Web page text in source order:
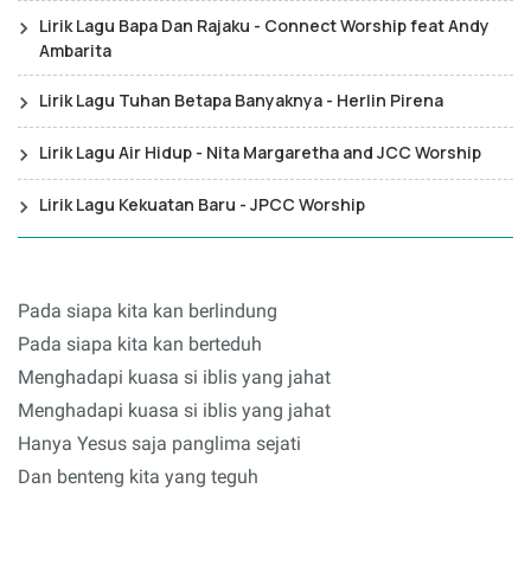
Lirik Lagu Bapa Dan Rajaku - Connect Worship feat Andy
Ambarita
Lirik Lagu Tuhan Betapa Banyaknya - Herlin Pirena
Lirik Lagu Air Hidup - Nita Margaretha and JCC Worship
Lirik Lagu Kekuatan Baru - JPCC Worship
Pada siapa kita kan berlindung
Pada siapa kita kan berteduh
Menghadapi kuasa si iblis yang jahat
Menghadapi kuasa si iblis yang jahat
Hanya Yesus saja panglima sejati
Dan benteng kita yang teguh